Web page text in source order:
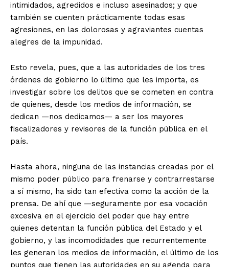
intimidados, agredidos e incluso asesinados; y que
también se cuenten prácticamente todas esas
agresiones, en las dolorosas y agraviantes cuentas
alegres de la impunidad.
Esto revela, pues, que a las autoridades de los tres
órdenes de gobierno lo último que les importa, es
investigar sobre los delitos que se cometen en contra
de quienes, desde los medios de información, se
dedican —nos dedicamos— a ser los mayores
fiscalizadores y revisores de la función pública en el
país.
Hasta ahora, ninguna de las instancias creadas por el
mismo poder público para frenarse y contrarrestarse
a sí mismo, ha sido tan efectiva como la acción de la
prensa. De ahí que —seguramente por esa vocación
excesiva en el ejercicio del poder que hay entre
quienes detentan la función pública del Estado y el
gobierno, y las incomodidades que recurrentemente
les generan los medios de información, el último de los
puntos que tienen las autoridades en su agenda para